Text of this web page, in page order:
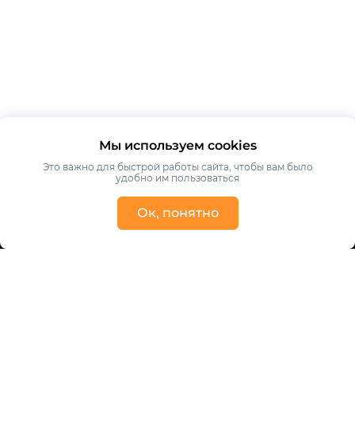
Мы используем cookies
Это важно для быстрой работы сайта, чтобы вам было
удобно им пользоваться
Ок, понятно